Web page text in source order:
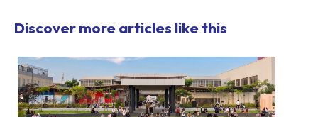
Discover more articles like this